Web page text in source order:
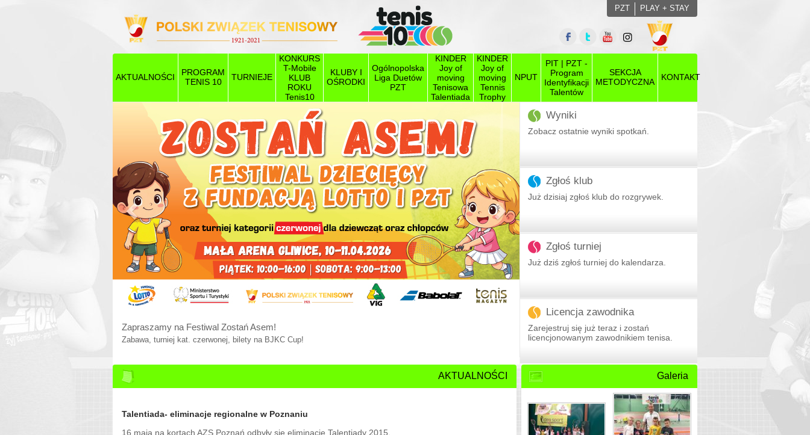
PZT PLAY + STAY
AKTUALNOŚCI
PROGRAM
TENIS 10
TURNIEJE
KONKURS
T-Mobile
KLUB
ROKU
Tenis10
KLUBY I
OŚRODKI
Ogólnopolska
Liga Duetów
PZT
KINDER
Joy of
moving
Tenisowa
Talentiada
KINDER
Joy of
moving
Tennis
Trophy
NPUT
PIT | PZT -
Program
Identyfikacji
Talentów
SEKCJA
METODYCZNA
KONTAKT
Poprzedni Następny
Zapraszamy na Festiwal Zostań Asem!
Zabawa, turniej kat. czerwonej, bilety na BJKC Cup!
Wyniki
Zobacz ostatnie wyniki spotkań.
Zgłoś klub
Już dzisiaj zgłoś klub do rozgrywek.
Zgłoś turniej
Już dziś zgłoś turniej do kalendarza.
Licencja zawodnika
Zarejestruj się już teraz i zostań
licencjonowanym zawodnikiem tenisa.
AKTUALNOŚCI
Talentiada- eliminacje regionalne w Poznaniu
16 maja na kortach AZS Poznań odbyły się eliminacje Talentiady 2015.
Galeria